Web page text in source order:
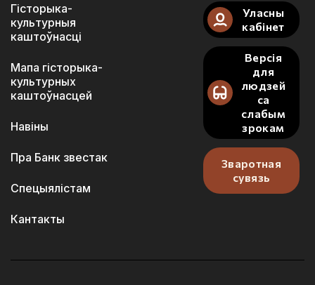
Гісторыка-
культурныя
каштоўнасці
Мапа гісторыка-
культурных
каштоўнасцей
Навіны
Пра Банк звестак
Спецыялістам
Кантакты
Уласны
кабінет
Версія
для
людзей
са
слабым
зрокам
Зваротная
сувязь